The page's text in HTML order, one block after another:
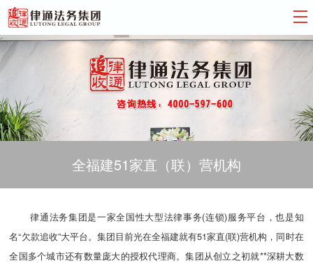
全福建51家直（联）营机构
律通法务集团是一家全国性大型法律事务(连锁)服务平台，也是知
名“欠款追收”大平台。集团目前光在全福建就有51家直(联)营机构，同时在
全国多个城市还有数量庞大的授权代理商。集团从创立之初就**深耕大数